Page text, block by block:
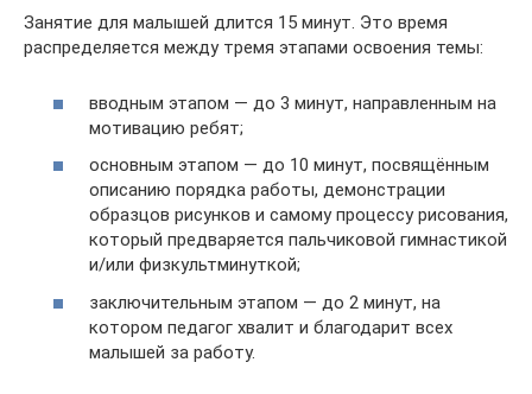
Занятие для малышей длится 15 минут. Это время
распределяется между тремя этапами освоения темы:
вводным этапом — до 3 минут, направленным на
мотивацию ребят;
основным этапом — до 10 минут, посвящённым
описанию порядка работы, демонстрации
образцов рисунков и самому процессу рисования,
который предваряется пальчиковой гимнастикой
и/или физкультминуткой;
заключительным этапом — до 2 минут, на
котором педагог хвалит и благодарит всех
малышей за работу.